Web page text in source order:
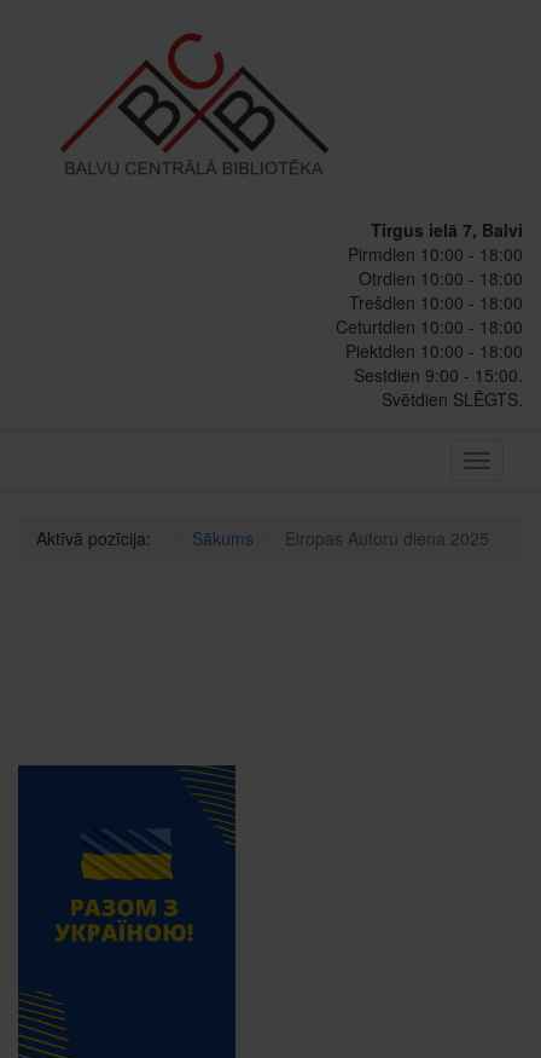
Tirgus ielā 7, Balvi
Pirmdien 10:00 - 18:00
Otrdien 10:00 - 18:00
Trešdien 10:00 - 18:00
Ceturtdien 10:00 - 18:00
Piektdien 10:00 - 18:00
Sestdien 9:00 - 15:00.
Svētdien SLĒGTS.
Toggle
Aktīvā pozīcija: Sākums Eiropas Autoru diena 2025